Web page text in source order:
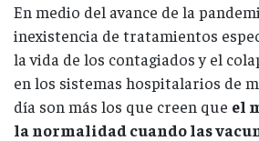
En medio del avance de la
inexistencia de tratamientos
la vida de los contagiados y el
en los sistemas hospitalarios de
día son más los que creen que el
la normalidad cuando las